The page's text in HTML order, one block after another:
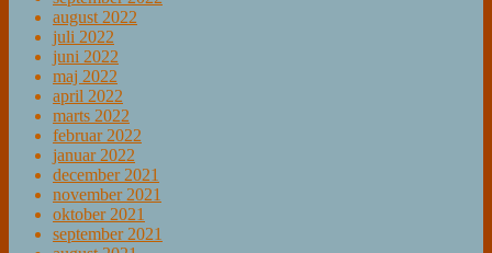
august 2022
juli 2022
juni 2022
maj 2022
april 2022
marts 2022
februar 2022
januar 2022
december 2021
november 2021
oktober 2021
september 2021